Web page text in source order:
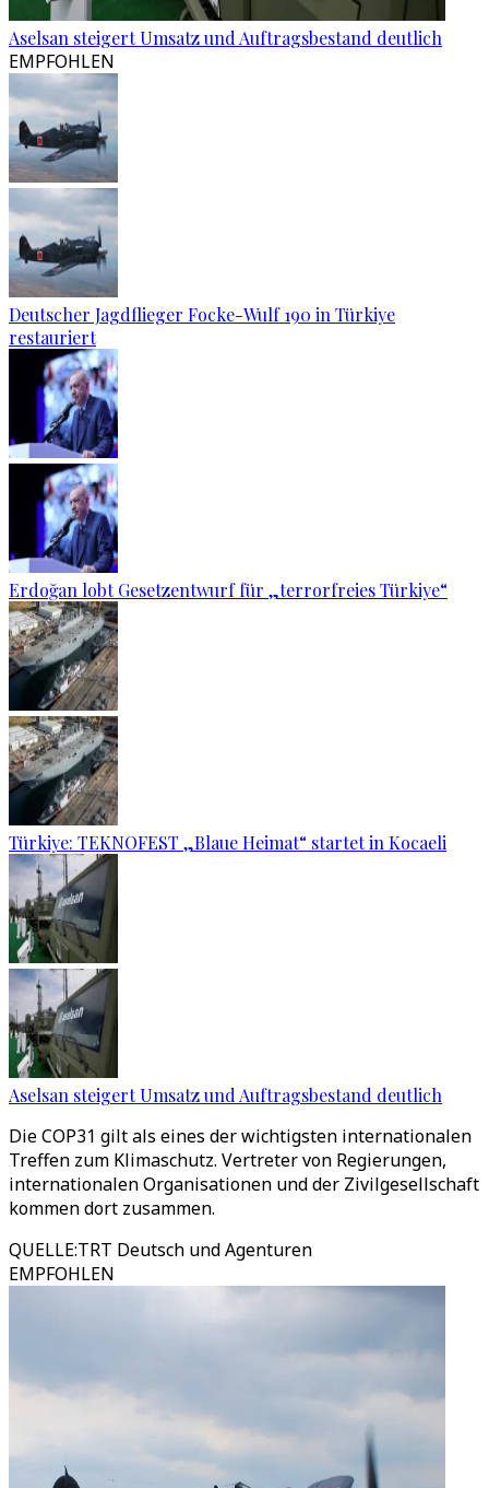
Aselsan steigert Umsatz und Auftragsbestand deutlich
EMPFOHLEN
Deutscher Jagdflieger Focke-Wulf 190 in Türkiye
restauriert
Erdoğan lobt Gesetzentwurf für „terrorfreies Türkiye“
Türkiye: TEKNOFEST „Blaue Heimat“ startet in Kocaeli
Aselsan steigert Umsatz und Auftragsbestand deutlich
Die COP31 gilt als eines der wichtigsten internationalen
Treffen zum Klimaschutz. Vertreter von Regierungen,
internationalen Organisationen und der Zivilgesellschaft
kommen dort zusammen.
QUELLE:TRT Deutsch und Agenturen
EMPFOHLEN